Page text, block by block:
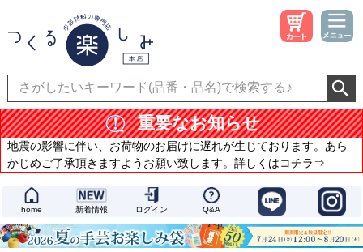
重要なお知らせ
地震の影響に伴い、お荷物のお届けに遅れが生じております。あら
かじめご了承頂きますようお願い致します。詳しくはコチラ⇒
home 新着情報 ログイン Q&A